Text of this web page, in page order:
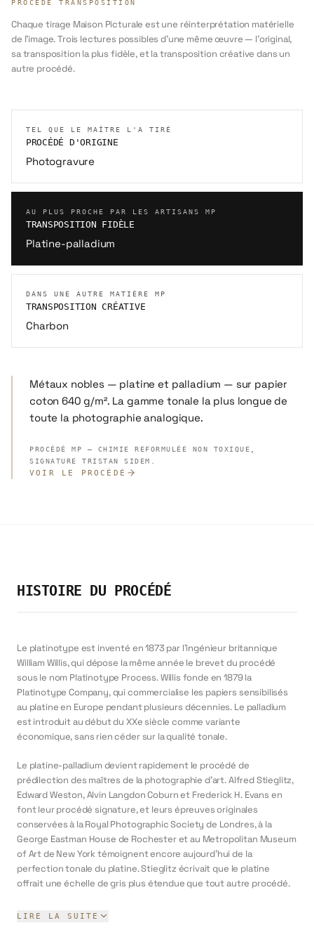
PROCÉDÉ TRANSPOSITION
Chaque tirage Maison Picturale est une réinterprétation matérielle
de l'image. Trois lectures possibles d'une même œuvre — l'original,
sa transposition la plus fidèle, et la transposition créative dans un
autre procédé.
TEL QUE LE MAÎTRE L'A TIRÉ
PROCÉDÉ D'ORIGINE
Photogravure
AU PLUS PROCHE PAR LES ARTISANS MP
TRANSPOSITION FIDÈLE
Platine-palladium
DANS UNE AUTRE MATIÈRE MP
TRANSPOSITION CRÉATIVE
Charbon
Métaux nobles — platine et palladium — sur papier
coton 640 g/m². La gamme tonale la plus longue de
toute la photographie analogique.
PROCÉDÉ MP — CHIMIE REFORMULÉE NON TOXIQUE,
SIGNATURE TRISTAN SIDEM.
VOIR LE PROCÉDÉ
HISTOIRE DU PROCÉDÉ
Le platinotype est inventé en 1873 par l'ingénieur britannique
William Willis, qui dépose la même année le brevet du procédé
sous le nom Platinotype Process. Willis fonde en 1879 la
Platinotype Company, qui commercialise les papiers sensibilisés
au platine en Europe pendant plusieurs décennies. Le palladium
est introduit au début du XXe siècle comme variante
économique, sans rien céder sur la qualité tonale.
Le platine-palladium devient rapidement le procédé de
prédilection des maîtres de la photographie d'art. Alfred Stieglitz,
Edward Weston, Alvin Langdon Coburn et Frederick H. Evans en
font leur procédé signature, et leurs épreuves originales
conservées à la Royal Photographic Society de Londres, à la
George Eastman House de Rochester et au Metropolitan Museum
of Art de New York témoignent encore aujourd'hui de la
perfection tonale du platine. Stieglitz écrivait que le platine
offrait une échelle de gris plus étendue que tout autre procédé.
Sur le plan technique, les sels de platine et de palladium sont
LIRE LA SUITE